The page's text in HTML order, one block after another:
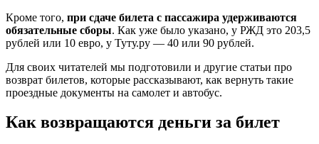
Кроме того, при сдаче билета с пассажира удерживаются
обязательные сборы. Как уже было указано, у РЖД это 203,5
рублей или 10 евро, у Туту.ру — 40 или 90 рублей.
Для своих читателей мы подготовили и другие статьи про
возврат билетов, которые рассказывают, как вернуть такие
проездные документы на самолет и автобус.
Как возвращаются деньги за билет